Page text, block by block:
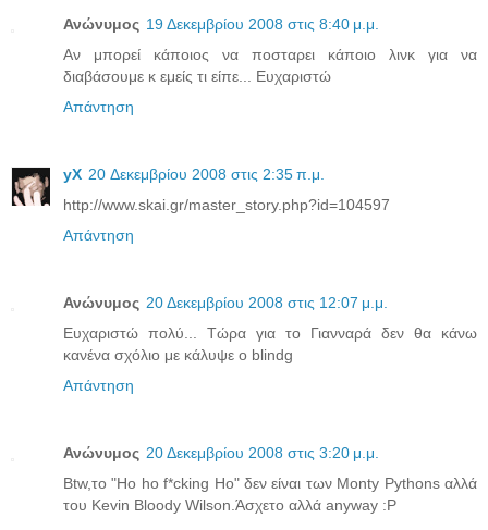
Ανώνυμος 19 Δεκεμβρίου 2008 στις 8:40 μ.μ.
Αν μπορεί κάποιος να ποσταρει κάποιο λινκ για να
διαβάσουμε κ εμείς τι είπε... Eυχαριστώ
Απάντηση
yX 20 Δεκεμβρίου 2008 στις 2:35 π.μ.
http://www.skai.gr/master_story.php?id=104597
Απάντηση
Ανώνυμος 20 Δεκεμβρίου 2008 στις 12:07 μ.μ.
Ευχαριστώ πολύ... Τώρα για το Γιανναρά δεν θα κάνω
κανένα σχόλιο με κάλυψε ο blindg
Απάντηση
Ανώνυμος 20 Δεκεμβρίου 2008 στις 3:20 μ.μ.
Btw,το "Ho ho f*cking Ho" δεν είναι των Monty Pythons αλλά
του Kevin Bloody Wilson.Άσχετο αλλά anyway :P